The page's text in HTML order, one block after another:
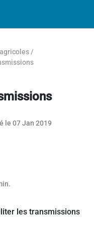
/
le 07 Jan 2019